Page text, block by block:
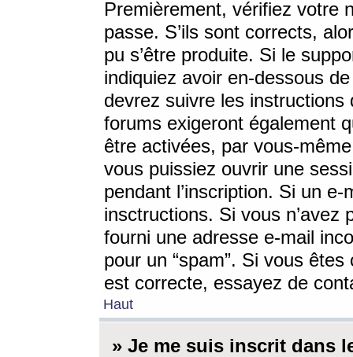
Premièrement, vérifiez votre
passe. S’ils sont corrects,
pu s’être produite. Si le
indiquiez avoir en-dessous
devrez suivre les
forums exigeront également
être activées, par vous-
vous puissiez ouvrir une
pendant l’inscription. Si un
insctructions. Si vous n’avez
fourni une adresse e-mail
pour un “spam”. Si vous
est correcte, essayez de
Haut
» Je me suis inscrit dans